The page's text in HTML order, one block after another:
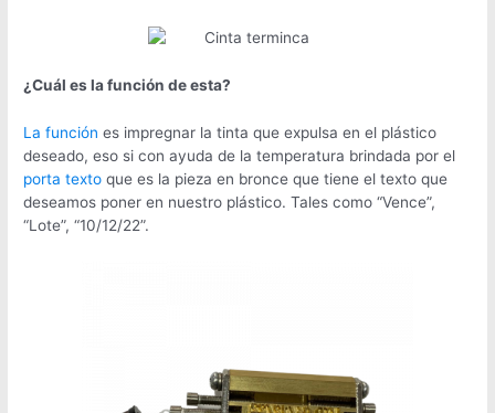
¿Cuál es la función de esta?
La función es impregnar la tinta que expulsa en el plástico
deseado, eso si con ayuda de la temperatura brindada por el
porta texto que es la pieza en bronce que tiene el texto que
deseamos poner en nuestro plástico. Tales como “Vence”,
“Lote”, “10/12/22”.